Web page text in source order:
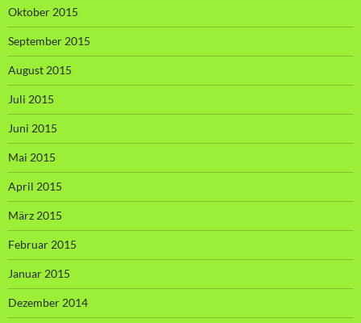
Oktober 2015
September 2015
August 2015
Juli 2015
Juni 2015
Mai 2015
April 2015
März 2015
Februar 2015
Januar 2015
Dezember 2014